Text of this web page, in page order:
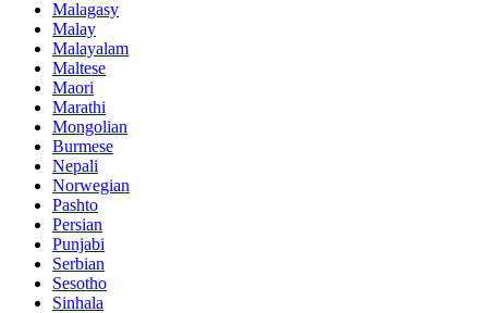
Malagasy
Malay
Malayalam
Maltese
Maori
Marathi
Mongolian
Burmese
Nepali
Norwegian
Pashto
Persian
Punjabi
Serbian
Sesotho
Sinhala